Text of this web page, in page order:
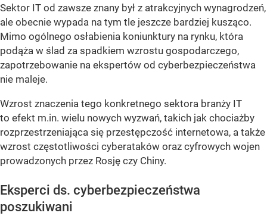
Sektor IT od zawsze znany był z atrakcyjnych wynagrodzeń,
ale obecnie wypada na tym tle jeszcze bardziej kusząco.
Mimo ogólnego osłabienia koniunktury na rynku, która
podąża w ślad za spadkiem wzrostu gospodarczego,
zapotrzebowanie na ekspertów od cyberbezpieczeństwa
nie maleje.
Wzrost znaczenia tego konkretnego sektora branży IT
to efekt m.in. wielu nowych wyzwań, takich jak chociażby
rozprzestrzeniająca się przestępczość internetowa, a także
wzrost częstotliwości cyberataków oraz cyfrowych wojen
prowadzonych przez Rosję czy Chiny.
Eksperci ds. cyberbezpieczeństwa
poszukiwani